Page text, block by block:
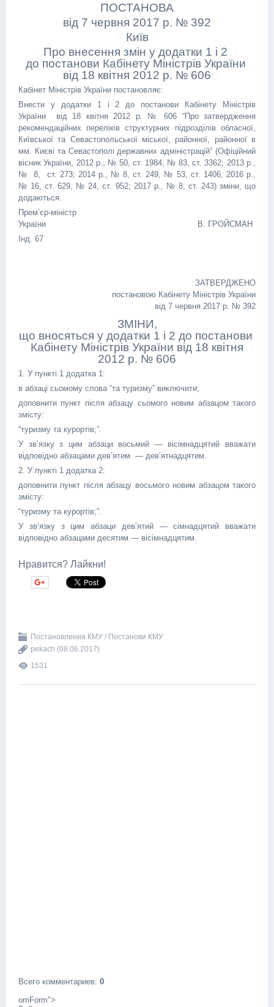
ПОСТАНОВА
від 7 червня 2017 р. № 392
Київ
Про внесення змін у додатки 1 і 2
до постанови Кабінету Міністрів України
від 18 квітня 2012 р. № 606
Кабінет Міністрів України постановляє:
Внести у додатки 1 і 2 до постанови Кабінету Міністрів
України від 18 квітня 2012 р. № 606 “Про затвердження
рекомендаційних переліків структурних підрозділів обласної,
Київської та Севастопольської міської, районної, районної в
мм. Києві та Севастополі державних адміністрацій” (Офіційний
вісник України, 2012 р., № 50, ст. 1984, № 83, ст. 3362; 2013 р.,
№ 8, ст. 273; 2014 р., № 8, ст. 249, № 53, ст. 1406; 2016 р.,
№ 16, ст. 629, № 24, ст. 952; 2017 р., № 8, ст. 243) зміни, що
додаються.
Прем’єр-міністр
України В. ГРОЙСМАН
Інд. 67
ЗАТВЕРДЖЕНО
постановою Кабінету Міністрів України
від 7 червня 2017 р. № 392
ЗМІНИ,
що вносяться у додатки 1 і 2 до постанови
Кабінету Міністрів України від 18 квітня
2012 р. № 606
1. У пункті 1 додатка 1:
в абзаці сьомому слова “та туризму” виключити;
доповнити пункт після абзацу сьомого новим абзацом такого
змісту:
“туризму та курортів;”.
У зв’язку з цим абзаци восьмий — вісімнадцятий вважати
відповідно абзацами дев’ятим — дев’ятнадцятим.
2. У пункті 1 додатка 2:
доповнити пункт після абзацу восьмого новим абзацом такого
змісту:
“туризму та курортів;”.
У зв’язку з цим абзаци дев’ятий — сімнадцятий вважати
відповідно абзацами десятим — вісімнадцятим.
Нравится? Лайкни!
Постановления КМУ / Постанови КМУ
pekach (08.06.2017)
1531
Всего комментариев: 0
omForm">